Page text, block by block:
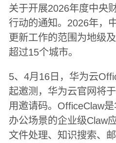
关于开展2026年度中央
行动的通知。2026年，
更新工作的范围为地级
超过15个城市。
5、4月16日，华为云
起邀测，华为云官网将
用邀请码。OfficeClaw
办公场景的企业级Claw
文件处理、知识搜索、